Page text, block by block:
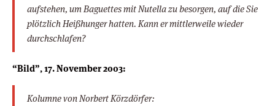
aufstehen, um Baguettes mit Nutella zu besorgen, auf die Sie
plötzlich Heißhunger hatten. Kann er mittlerweile wieder
durchschlafen?
“Bild”, 17. November 2003:
Kolumne von Norbert Körzdörfer: